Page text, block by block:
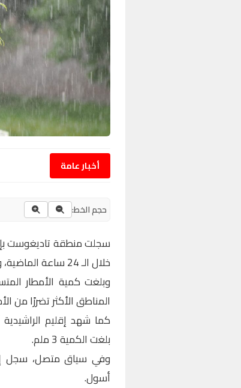
أخبار عامة
حجم الخط:
سجلت منطقة تاديغوست
خلال الـ 24 ساعة الماضية، وفقًا لبيانات المديرية العامة للأرصاد الجوية.
المناطق الأكثر تضررًا من
كما شهد إقليم
بلغت الكمية 3 ملم.
أسول.